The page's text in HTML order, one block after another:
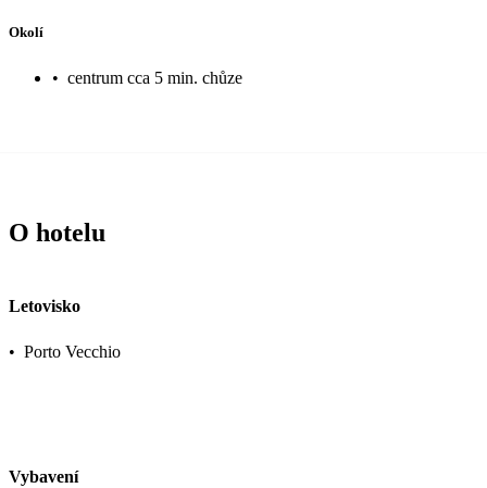
Okolí
• centrum cca 5 min. chůze
O hotelu
Letovisko
• Porto Vecchio
Vybavení